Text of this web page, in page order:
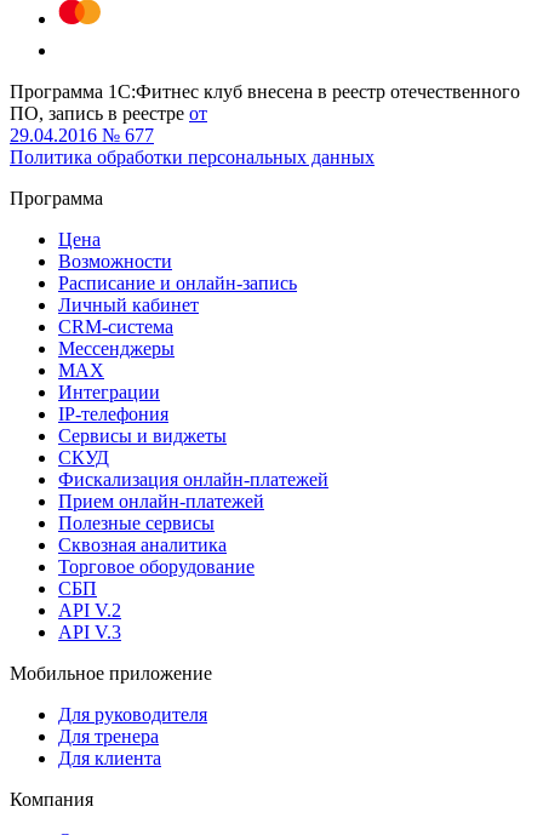
Программа 1С:Фитнес клуб внесена в реестр отечественного
ПО, запись в реестре от
29.04.2016 № 677
Политика обработки персональных данных
Программа
Цена
Возможности
Расписание и онлайн-запись
Личный кабинет
CRM-система
Мессенджеры
MAX
Интеграции
IP-телефония
Сервисы и виджеты
СКУД
Фискализация онлайн‑платежей
Прием онлайн-платежей
Полезные сервисы
Сквозная аналитика
Торговое оборудование
СБП
API V.2
API V.3
Мобильное приложение
Для руководителя
Для тренера
Для клиента
Компания